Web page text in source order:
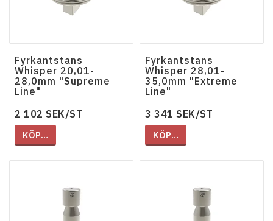
Fyrkantstans
Whisper 20,01-
28,0mm "Supreme
Line"
2 102 SEK/ST
KÖP…
Fyrkantstans
Whisper 28,01-
35,0mm "Extreme
Line"
3 341 SEK/ST
KÖP…